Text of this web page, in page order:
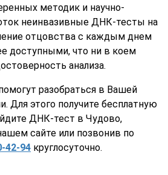
методик и научно-
неинвазивные ДНК-тесты на
отцовства с каждым днем
доступными, что ни в коем
анализа.
разобраться в Вашей
Для этого получите бесплатную
ДНК-тест в Чудово,
сайте или позвонив по
42-94 круглосуточно.